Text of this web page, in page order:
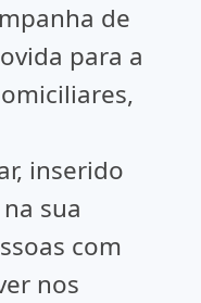
de
para a
inserido
sua
com
nos